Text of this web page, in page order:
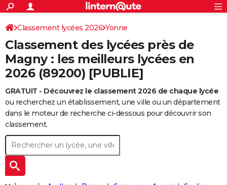
ACTUALITÉS
Politique
Société
Faits Divers
Education
Monde
Villes
+
SPORT
Coupe du monde 2026
Football
Tennis
Cyclisme
Rugby
Forum
Programme TV
TNT
Streaming
Cinéma
Sorties cinéma
Musique
+
FINANCE
Retraite
Impôts
Epargne
Immobilier
Risques naturels par ville
Banque
Assurance
Crédit
AUTO
Essais
Réserver un essai
Citadines
Berlines
SUV
Forum auto
+
HIGH-TECH
BRICOLAGE
Forum
Aménagement intérieur
Extérieur
Cuisine
Salle de bains
Jardinage
Rangement
+WEEK-END
Guides de France
Escapades
Patrimoine
Expositions
Musées
Week-end nature
+
LIFESTYLE
S'inscrire
Connexion
Classement lycées 2026 Yonne
Classement des lycées près de
Magny : les meilleurs lycées en
2026 (89200) [PUBLIE]
GRATUIT - Découvrez le classement 2026 de chaque lycée
ou recherchez un établissement, une ville ou un département
dans le moteur de recherche ci-dessous pour découvrir son
classement.